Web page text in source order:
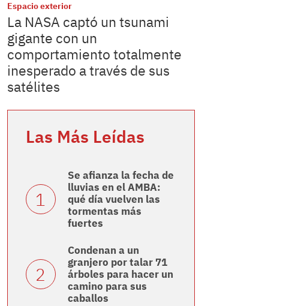
Espacio exterior
La NASA captó un tsunami
gigante con un
comportamiento totalmente
inesperado a través de sus
satélites
Las Más Leídas
Se afianza la fecha de
lluvias en el AMBA:
qué día vuelven las
tormentas más
fuertes
Condenan a un
granjero por talar 71
árboles para hacer un
camino para sus
caballos